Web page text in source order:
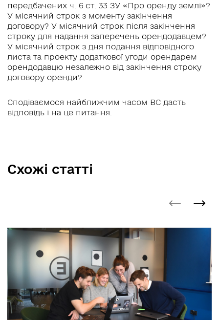
передбачених ч. 6 ст. 33 ЗУ «Про оренду землі»?
У місячний строк з моменту закінчення
договору? У місячний строк після закінчення
строку для надання заперечень орендодавцем?
У місячний строк з дня подання відповідного
листа та проекту додаткової угоди орендарем
орендодавцю незалежно від закінчення строку
договору оренди?
Сподіваємося найближчим часом ВС дасть
відповідь і на це питання.
Схожі статті